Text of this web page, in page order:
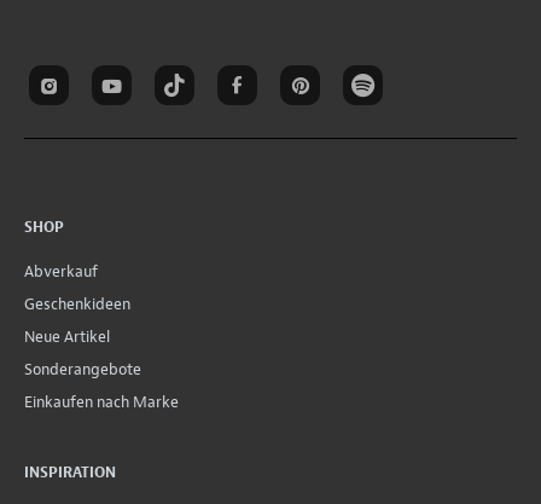
SHOP
Abverkauf
Geschenkideen
Neue Artikel
Sonderangebote
Einkaufen nach Marke
INSPIRATION